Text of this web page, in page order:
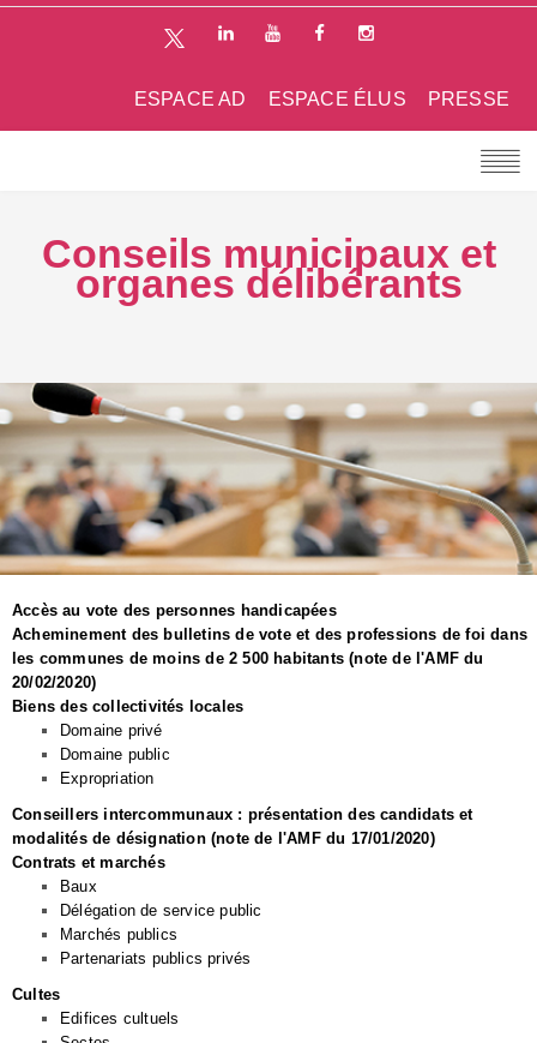
PRESSE
ESPACE ÉLUS
ESPACE AD
Conseils municipaux et
organes délibérants
Accès au vote des personnes handicapées
Acheminement des bulletins de vote et des professions de foi dans
les communes de moins de 2 500 habitants (note de l'AMF du
20/02/2020)
Biens des collectivités locales
Domaine privé
Domaine public
Expropriation
Conseillers intercommunaux : présentation des candidats et
modalités de désignation (note de l'AMF du 17/01/2020)
Contrats et marchés
Baux
Délégation de service public
Marchés publics
Partenariats publics privés
Cultes
Edifices cultuels